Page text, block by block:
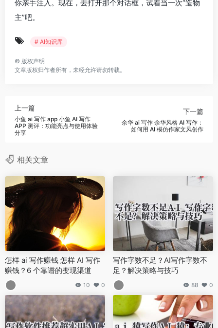
你亲手注入。现在，去打开那个对话框，试着当一次“造物
主”吧。
# AI知识库
© 版权声明
文章版权归作者所有，未经允许请勿转载。
上一篇
小鱼 ai 写作 app 小鱼 AI 写作
APP 测评：功能亮点与使用体验
分享
下一篇
余华 ai 写作 余华风格 AI 写作：
如何用 AI 模仿作家文风创作
相关文章
怎样 ai 写作赚钱 怎样 AI 写作
赚钱？6 个靠谱的变现渠道
10 0
写作字数不足？AI写作字数不
足？解决策略与技巧
88 0